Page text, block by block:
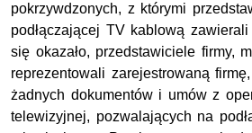
pokrzywdzonych, z którymi
podłączającej TV kablową
się okazało, przedstawiciele firmy,
reprezentowali zarejestrowaną
żadnych dokumentów i umów z
telewizyjnej, pozwalających na